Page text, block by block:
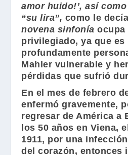
amor huido!’, así
“su lira”, como le
novena sinfonía ocupa
privilegiado, ya que es
profundamente
Mahler vulnerable y
pérdidas que sufrió
En el mes de febrero
enfermó gravemente,
regresar de América a
los 50 años en Viena,
1911, por una
del corazón, entonces